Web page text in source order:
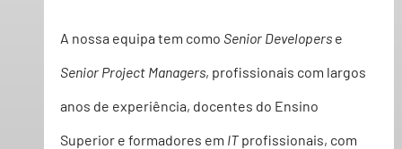
A nossa equipa tem como Senior Developers e
Senior Project Managers, profissionais com largos
anos de experiência, docentes do Ensino
Superior e formadores em IT profissionais, com